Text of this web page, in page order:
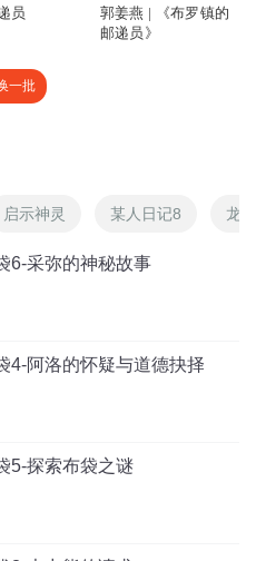
员
郭姜燕 | 《布罗镇的
邮递员》
一批
启示神灵 某人日记8 龙
6-采弥的神秘故事
4-阿洛的怀疑与道德抉择
5-探索布袋之谜